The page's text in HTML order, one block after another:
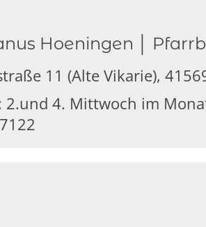
Hoeningen │
11 (Alte Vikarie),
2.und 4. Mittwoch im